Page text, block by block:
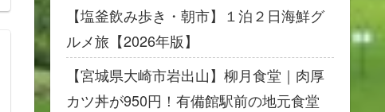
【塩釜飲み歩き・朝市】１泊２日海鮮グ
ルメ旅【2026年版】
【宮城県大崎市岩出山】柳月食堂｜肉厚
カツ丼が950円！有備館駅前の地元食堂